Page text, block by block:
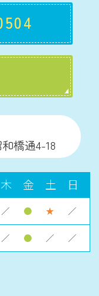
橋通4-18
木 金 土 日
／ ● ★ ／
／ ● ／ ／